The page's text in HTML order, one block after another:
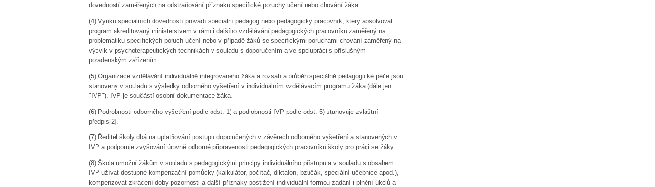
dovedností zaměřených na odstraňování příznaků specifické poruchy učení nebo chování žáka.
(4) Výuku speciálních dovedností provádí speciální pedagog nebo pedagogický pracovník, který absolvoval
program akreditovaný ministerstvem v rámci dalšího vzdělávání pedagogických pracovníků zaměřený na
problematiku specifických poruch učení nebo v případě žáků se specifickými poruchami chování zaměřený na
výcvik v psychoterapeutických technikách v souladu s doporučením a ve spolupráci s příslušným
poradenským zařízením.
(5) Organizace vzdělávání individuálně integrovaného žáka a rozsah a průběh speciálně pedagogické péče jsou
stanoveny v souladu s výsledky odborného vyšetření v individuálním vzdělávacím programu žáka (dále jen
"IVP"). IVP je součástí osobní dokumentace žáka.
(6) Podrobnosti odborného vyšetření podle odst. 1) a podrobnosti IVP podle odst. 5) stanovuje zvláštní
předpis[2]
(7) Ředitel školy dbá na uplatňování postupů doporučených v závěrech odborného vyšetření a stanovených v
IVP a podporuje zvyšování úrovně odborné připravenosti pedagogických pracovníků školy pro práci se žáky.
(8) Škola umožní žákům v souladu s pedagogickými principy individuálního přístupu a v souladu s obsahem
IVP užívat dostupné kompenzační pomůcky (kalkulátor, počítač, diktafon, bzučák, speciální učebnice apod.),
kompenzovat zkrácení doby pozornosti a další příznaky postižení individuální formou zadání i plnění úkolů a